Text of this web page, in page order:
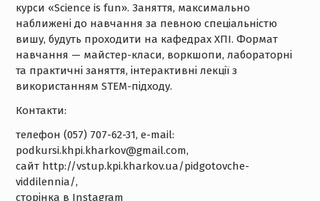
курси «Sсience is fun». Заняття, максимально
наближені до навчання за певною спеціальністю
вишу, будуть проходити на кафедрах ХПІ. Формат
навчання — майстер-класи, воркшопи, лабораторні
та практичні заняття, інтерактивні лекції з
використанням STEM-підходу.
Контакти:
телефон (057) 707-62-31, e-mail:
podkursi.khpi.kharkov@gmail.com,
сайт http://vstup.kpi.kharkov.ua/pidgotovche-
viddilennia/,
сторінка в Instagram